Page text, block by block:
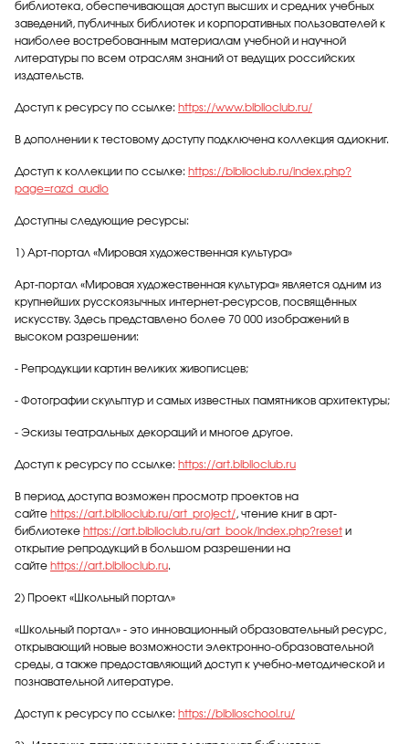
библиотека, обеспечивающая доступ высших и средних учебных
заведений, публичных библиотек и корпоративных пользователей к
наиболее востребованным материалам учебной и научной
литературы по всем отраслям знаний от ведущих российских
издательств.
Доступ к ресурсу по ссылке: https://www.biblioclub.ru/
В дополнении к тестовому доступу подключена коллекция адиокниг.
Доступ к коллекции по ссылке: https://biblioclub.ru/index.php?
page=razd_audio
Доступны следующие ресурсы:
1) Арт-портал «Мировая художественная культура»
Арт-портал «Мировая художественная культура» является одним из
крупнейших русскоязычных интернет-ресурсов, посвящённых
искусству. Здесь представлено более 70 000 изображений в
высоком разрешении:
- Репродукции картин великих живописцев;
- Фотографии скульптур и самых известных памятников архитектуры;
- Эскизы театральных декораций и многое другое.
Доступ к ресурсу по ссылке: https://art.biblioclub.ru
В период доступа возможен просмотр проектов на
сайте https://art.biblioclub.ru/art_project/, чтение книг в арт-
библиотеке https://art.biblioclub.ru/art_book/index.php?reset и
открытие репродукций в большом разрешении на
сайте https://art.biblioclub.ru.
2) Проект «Школьный портал»
«Школьный портал» - это инновационный образовательный ресурс,
открывающий новые возможности электронно-образовательной
среды, а также предоставляющий доступ к учебно-методической и
познавательной литературе.
Доступ к ресурсу по ссылке: https://biblioschool.ru/